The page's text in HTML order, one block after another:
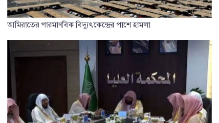
আমিরাতের পারমাণবিক বিদ্যুৎকেন্দ্রের পাশে হামলা